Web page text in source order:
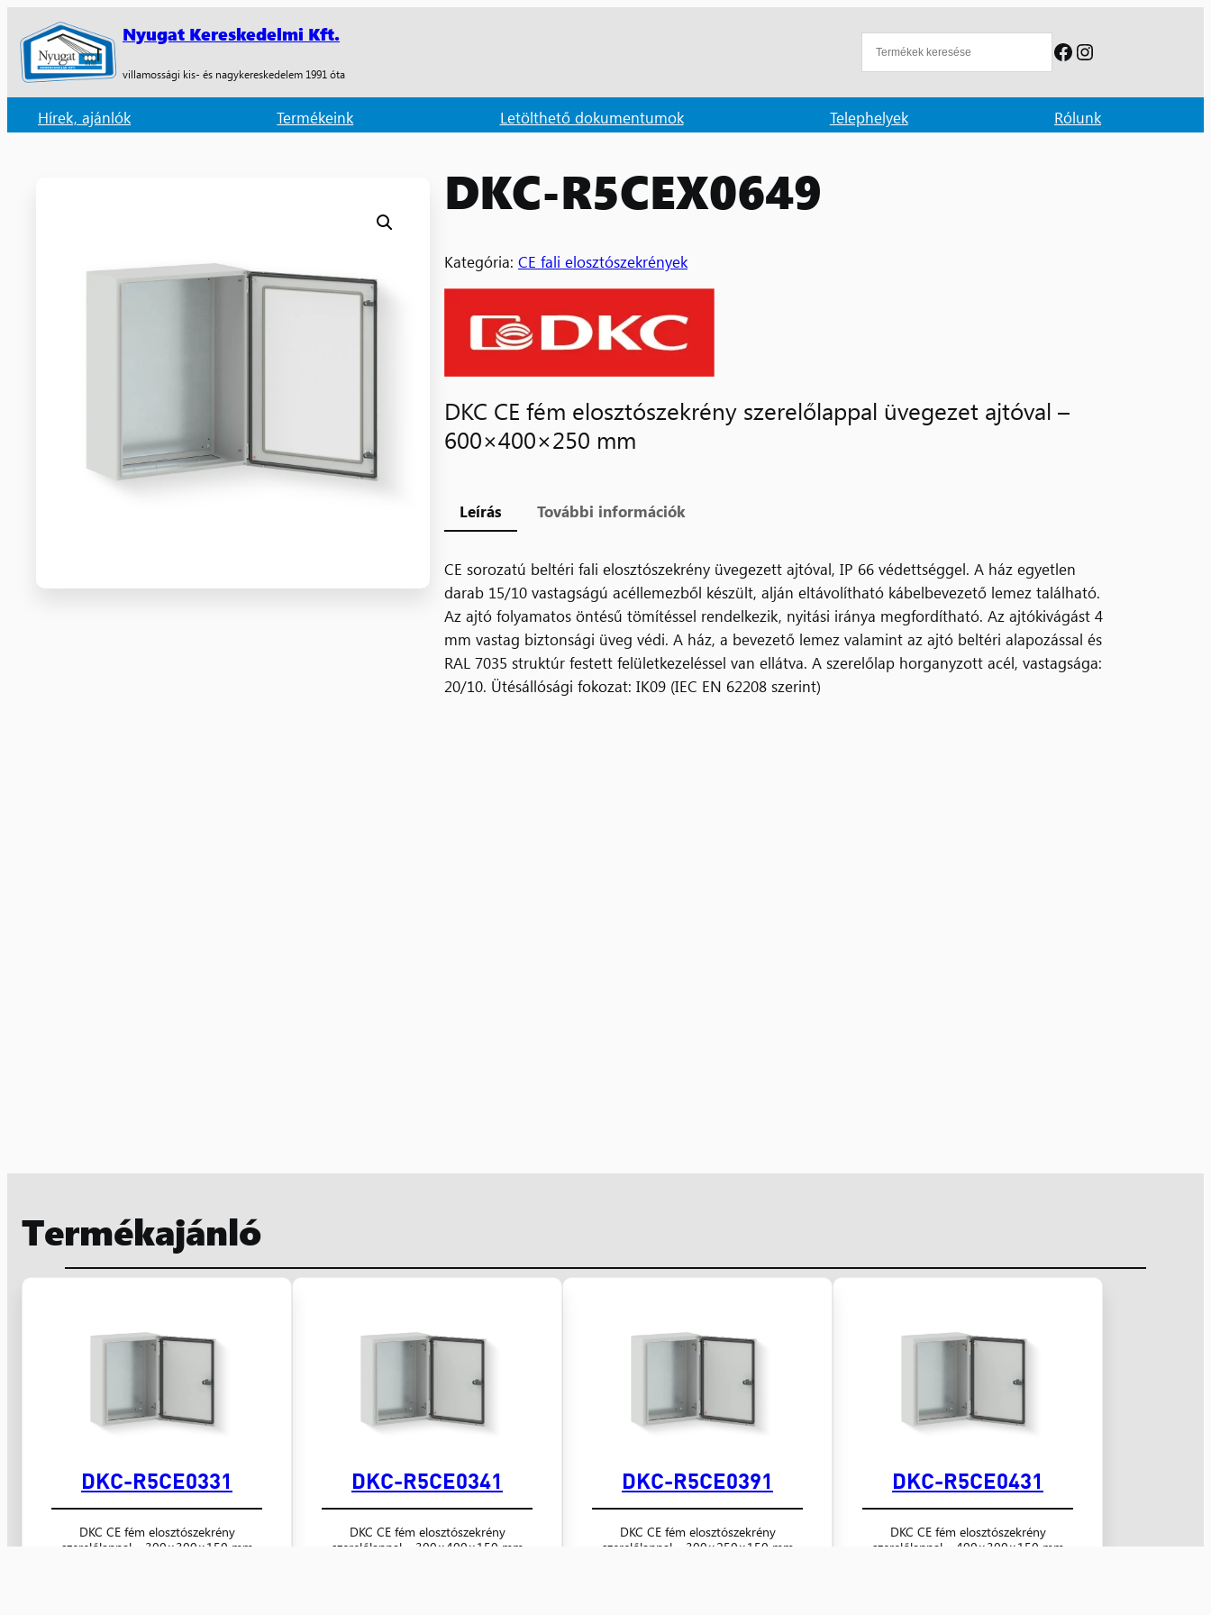
Nyugat Kereskedelmi Kft.
villamossági kis- és nagykereskedelem 1991 óta
Facebook
Instagram
Hírek, ajánlók Termékeink Letölthető dokumentumok Telephelyek Rólunk
DKC-R5CEX0649
Kategória: CE fali elosztószekrények
DKC CE fém elosztószekrény szerelőlappal üvegezet ajtóval –
600×400×250 mm
Leírás További információk
CE sorozatú beltéri fali elosztószekrény üvegezett ajtóval, IP 66 védettséggel. A ház egyetlen
darab 15/10 vastagságú acéllemezből készült, alján eltávolítható kábelbevezető lemez található.
Az ajtó folyamatos öntésű tömítéssel rendelkezik, nyitási iránya megfordítható. Az ajtókivágást 4
mm vastag biztonsági üveg védi. A ház, a bevezető lemez valamint az ajtó beltéri alapozással és
RAL 7035 struktúr festett felületkezeléssel van ellátva. A szerelőlap horganyzott acél, vastagsága:
20/10. Ütésállósági fokozat: IK09 (IEC EN 62208 szerint)
Termékajánló
DKC-R5CE0431
DKC CE fém elosztószekrény
szerelőlappal – 400×300×150 mm
DKC-R5CE0391
DKC CE fém elosztószekrény
szerelőlappal – 300×250×150 mm
DKC-R5CE0341
DKC CE fém elosztószekrény
szerelőlappal – 300×400×150 mm
DKC-R5CE0331
DKC CE fém elosztószekrény
szerelőlappal – 300×300×150 mm